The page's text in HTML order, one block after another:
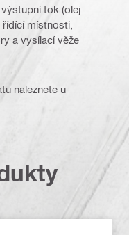
tok (olej
místnosti,
a vysílací věže
naleznete u